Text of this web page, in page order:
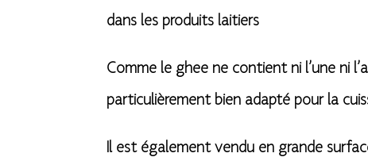
dans les produits laitiers
Comme le ghee ne contient ni l’une ni
particulièrement bien adapté pour la
Il est également vendu en grande